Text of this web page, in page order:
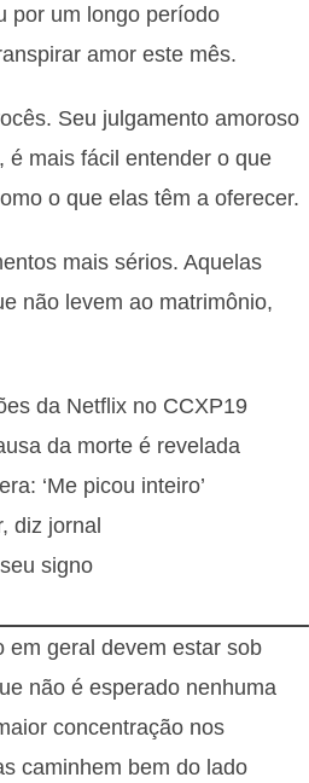
por um longo período
amor este mês.
Seu julgamento amoroso
é mais fácil entender o que
o que elas têm a oferecer.
mais sérios. Aquelas
não levem ao matrimônio,
da Netflix no CCXP19
da morte é revelada
‘Me picou inteiro’
diz jornal
signo
em geral devem estar sob
não é esperado nenhuma
concentração nos
caminhem bem do lado